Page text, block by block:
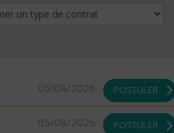
05/08/2026 POSTULER
05/08/2026 POSTULER